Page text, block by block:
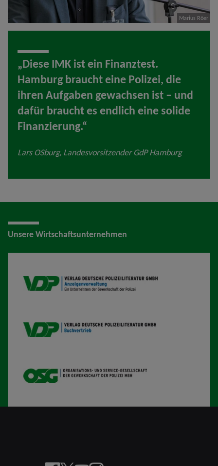
Marius Röer
„Diese IMK ist ein Finanztest.
Hamburg braucht eine Polizei, die
ihren Aufgaben gewachsen ist – und
dafür braucht es endlich eine solide
Finanzierung.“
Lars OSburg, Landesvorsitzender GdP Hamburg
Unsere Wirtschaftsunternehmen
VDP AV
VDP B
OSG